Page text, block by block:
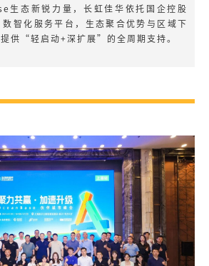
生态新锐力量，长虹佳华依托国企控股
智化服务平台，生态聚合优势与区域下
供“轻启动+深扩展”的全周期支持。